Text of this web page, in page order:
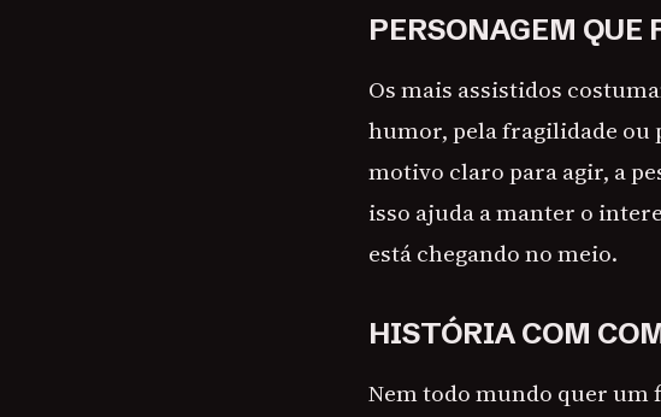
PERSONAGEM
Os mais assistidos
humor, pela fragilidade ou
motivo claro para agir, a
isso ajuda a manter o
está chegando no meio.
HISTÓRIA COM
Nem todo mundo quer um